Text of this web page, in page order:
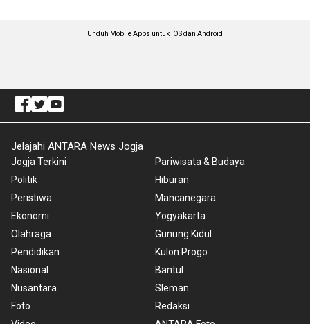
Unduh Mobile Apps untuk iOS dan Android
Jelajahi ANTARA News Jogja
Jogja Terkini
Politik
Peristiwa
Ekonomi
Olahraga
Pendidikan
Nasional
Nusantara
Foto
Pariwisata & Budaya
Hiburan
Mancanegara
Yogyakarta
Gunung Kidul
Kulon Progo
Bantul
Sleman
Redaksi